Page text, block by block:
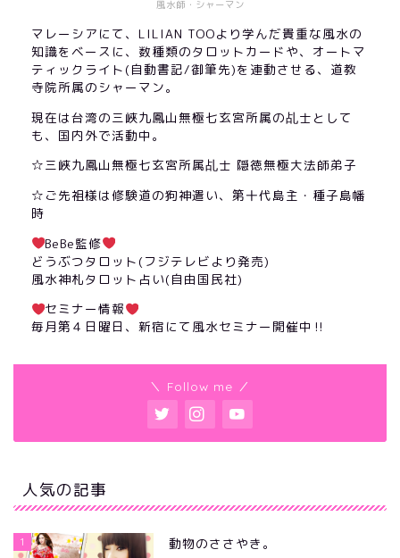
風水師・シャーマン
マレーシアにて、LILIAN TOOより学んだ貴重な風水の
知識をベースに、数種類のタロットカードや、オートマ
ティックライト(自動書記/御筆先)を連動させる、道教
寺院所属のシャーマン。
現在は台湾の三峽九鳳山無極七玄宮所属の乩士として
も、国内外で活動中。
☆三峽九鳳山無極七玄宮所属乩士 隠徳無極大法師弟子
☆ご先祖様は修験道の狗神遣い、第十代島主・種子島幡
時
BeBe監修
どうぶつタロット(フジテレビより発売)
風水神札タロット占い(自由国民社)
セミナー情報
毎月第４日曜日、新宿にて風水セミナー開催中‼︎
＼ Follow me ／
人気の記事
1 動物のささやき。